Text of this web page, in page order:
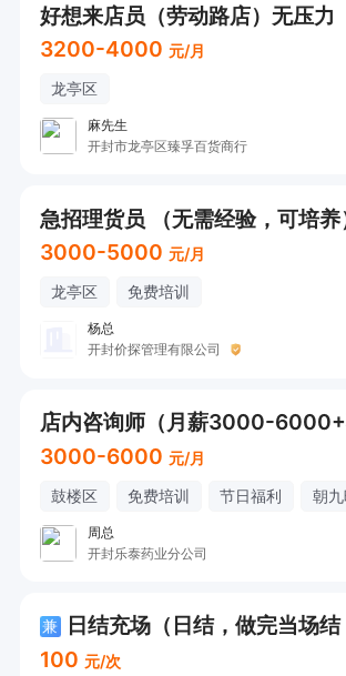
好想来店员（劳动路店）无压力
3200-4000 元/月
龙亭区
麻先生
开封市龙亭区臻孚百货商行
急招理货员 （无需经验，可培养
3000-5000 元/月
龙亭区 免费培训
杨总
开封价探管理有限公司
3000-6000 元/月
鼓楼区 免费培训 节日福利 朝
周总
开封乐泰药业分公司
兼
日结充场（日结，做完当场结
100 元/次